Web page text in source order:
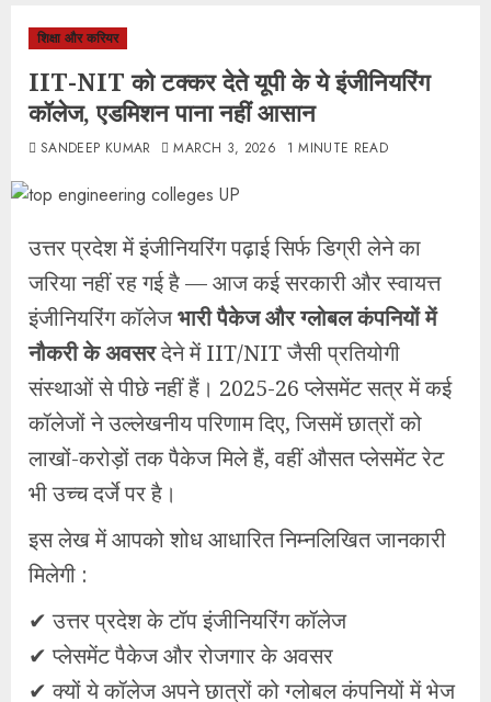
शिक्षा और करियर
IIT-NIT को टक्कर देते यूपी के ये इंजीनियरिंग
कॉलेज, एडमिशन पाना नहीं आसान
SANDEEP KUMAR MARCH 3, 2026 1 MINUTE READ
उत्तर प्रदेश में इंजीनियरिंग पढ़ाई सिर्फ डिग्री लेने का
जरिया नहीं रह गई है — आज कई सरकारी और स्वायत्त
इंजीनियरिंग कॉलेजभारी पैकेज और ग्लोबल कंपनियों में
नौकरी के अवसरदेने में IIT/NIT जैसी प्रतियोगी
संस्थाओं से पीछे नहीं हैं। 2025-26 प्लेसमेंट सत्र में कई
कॉलेजों ने उल्लेखनीय परिणाम दिए, जिसमें छात्रों को
लाखों-करोड़ों तक पैकेज मिले हैं, वहीं औसत प्लेसमेंट रेट
भी उच्च दर्जे पर है।
इस लेख में आपको शोध आधारित निम्नलिखित जानकारी
मिलेगी :
✔ उत्तर प्रदेश के टॉप इंजीनियरिंग कॉलेज
✔ प्लेसमेंट पैकेज और रोजगार के अवसर
✔ क्यों ये कॉलेज अपने छात्रों को ग्लोबल कंपनियों में भेज